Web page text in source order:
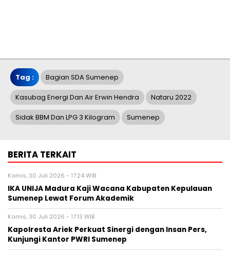
Tag : Bagian SDA Sumenep
Kasubag Energi Dan Air Erwin Hendra Nataru 2022
Sidak BBM Dan LPG 3 Kilogram Sumenep
BERITA TERKAIT
Kamis, 30 Juli 2026 - 17:24 WIB
IKA UNIJA Madura Kaji Wacana Kabupaten Kepulauan
Sumenep Lewat Forum Akademik
Kamis, 30 Juli 2026 - 17:13 WIB
Kapolresta Ariek Perkuat Sinergi dengan Insan Pers,
Kunjungi Kantor PWRI Sumenep